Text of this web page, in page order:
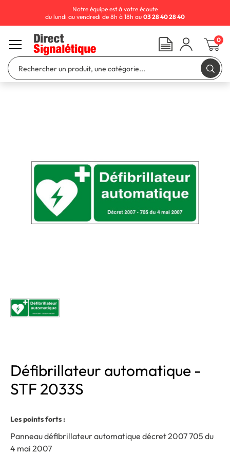
Défibrillateur automatique -
STF 2033S
Les points forts :
Panneau défibrillateur automatique décret 2007 705 du
4 mai 2007
Notre équipe est à votre écoute
du lundi au vendredi de 8h à 18h au 03 28 40 28 40
0